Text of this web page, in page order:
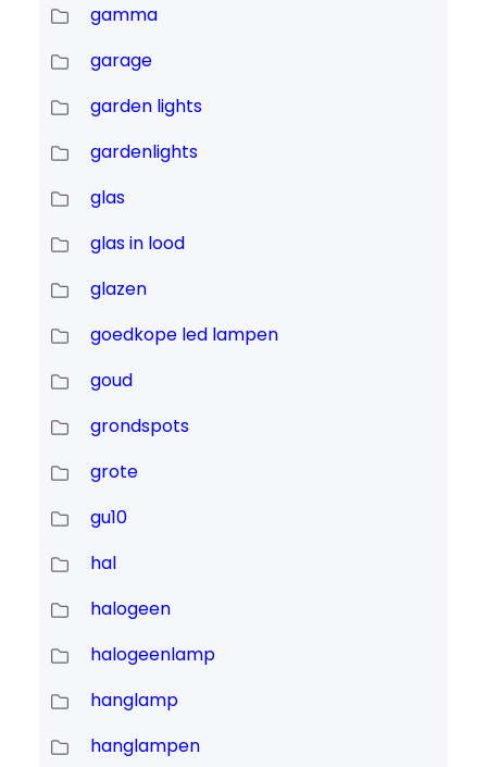
gamma
garage
garden lights
gardenlights
glas
glas in lood
glazen
goedkope led lampen
goud
grondspots
grote
gu10
hal
halogeen
halogeenlamp
hanglamp
hanglampen